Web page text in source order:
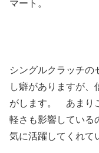
マート。
シングルクラッチの
し癖がありますが、
がします。 あまり
軽さも影響している
気に活躍してくれて